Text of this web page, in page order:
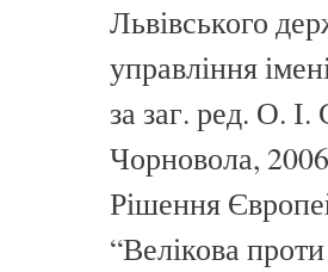
Львівського
управління
за заг. ред. О.
Чорновола,
Рішення
“Велікова